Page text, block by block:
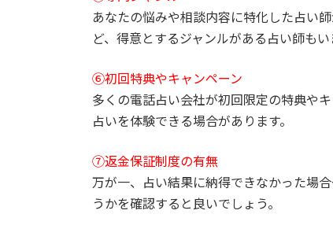
あなたの悩みや相談内容に特化した占い
ど、得意とするジャンルがある占い師もい
⑥初回特典やキャンペーン
多くの電話占い会社が初回限定の特典や
占いを体験できる場合があります。
⑦返金保証制度の有無
万が一、占い結果に納得できなかった場
うかを確認すると良いでしょう。